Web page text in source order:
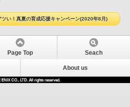
ツい！真夏の育成応援キャンペーン(2020年8月)
Page Top Seach
About us
CO., LTD. All rights reserved.